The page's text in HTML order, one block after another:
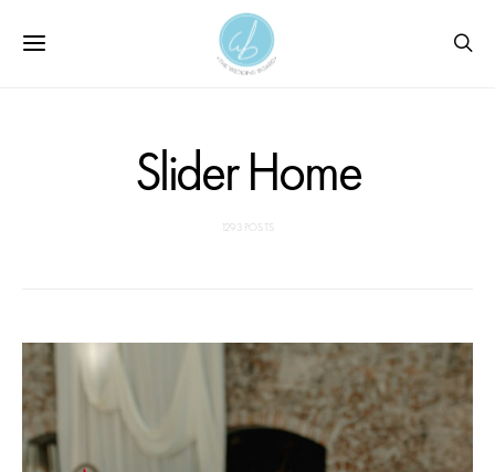
Slider Home
1293 POSTS